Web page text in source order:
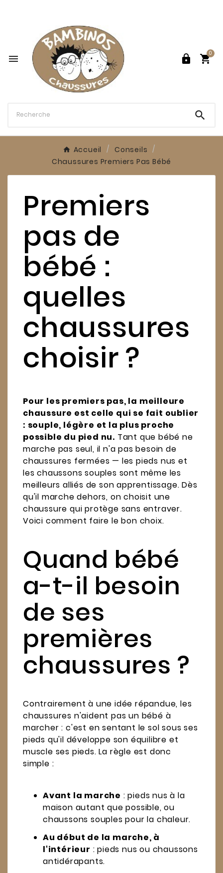
  
0

Accueil
Conseils
Chaussures Premiers Pas Bébé
Premiers
pas de
bébé :
quelles
chaussures
choisir ?
Pour les premiers pas, la meilleure
chaussure est celle qui se fait oublier
: souple, légère et la plus proche
possible du pied nu. Tant que bébé ne
marche pas seul, il n'a pas besoin de
chaussures fermées — les pieds nus et
les chaussons souples sont même les
meilleurs alliés de son apprentissage. Dès
qu'il marche dehors, on choisit une
chaussure qui protège sans entraver.
Voici comment faire le bon choix.
Quand bébé
a-t-il besoin
de ses
premières
chaussures ?
Contrairement à une idée répandue, les
chaussures n'aident pas un bébé à
marcher : c'est en sentant le sol sous ses
pieds qu'il développe son équilibre et
muscle ses pieds. La règle est donc
simple :
Avant la marche : pieds nus à la
maison autant que possible, ou
chaussons souples pour la chaleur.
Au début de la marche, à
l'intérieur : pieds nus ou chaussons
antidérapants.